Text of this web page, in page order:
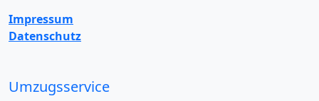
Impressum
Datenschutz
Umzugsservice